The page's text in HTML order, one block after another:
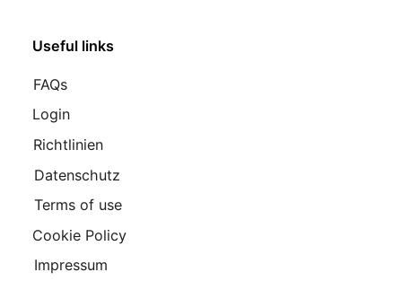
Useful links
FAQs
Login
Richtlinien
Datenschutz
Terms of use
Cookie Policy
Impressum